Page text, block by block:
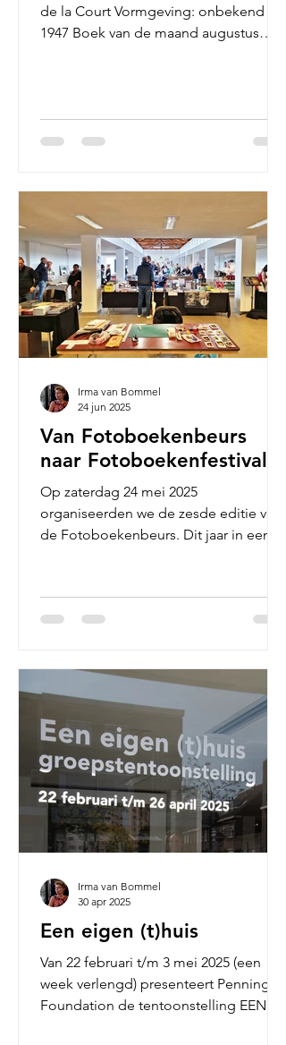
de la Court Vormgeving: onbekend
1947 Boek van de maand augustus
Van Fotoboekenbeurs
naar Fotoboekenfestival
Op zaterdag 24 mei 2025
organiseerden we de zesde editie van
de Fotoboekenbeurs. Dit jaar in een
Irma van Bommel
24 jun 2025
Een eigen (t)huis
Van 22 februari t/m 3 mei 2025 (een
week verlengd) presenteert Pennings
Foundation de tentoonstelling EEN
Irma van Bommel
30 apr 2025